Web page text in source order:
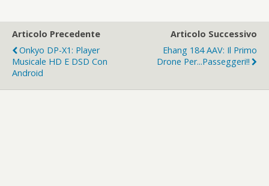
Articolo Precedente
Onkyo DP-X1: Player
Musicale HD E DSD Con
Android
Articolo Successivo
Ehang 184 AAV: Il Primo
Drone Per...passeggeri!!